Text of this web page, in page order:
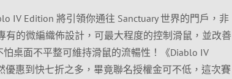
IV Edition 將引領你通往 Sanctuary 世界的門戶，非
有的微編織佈設計，可最大程度的控制滑鼠，並改善
桌面不平整可維持滑鼠的流暢性！《Diablo IV
惠到快七折之多，畢竟聯名授權金可不低，這次賽